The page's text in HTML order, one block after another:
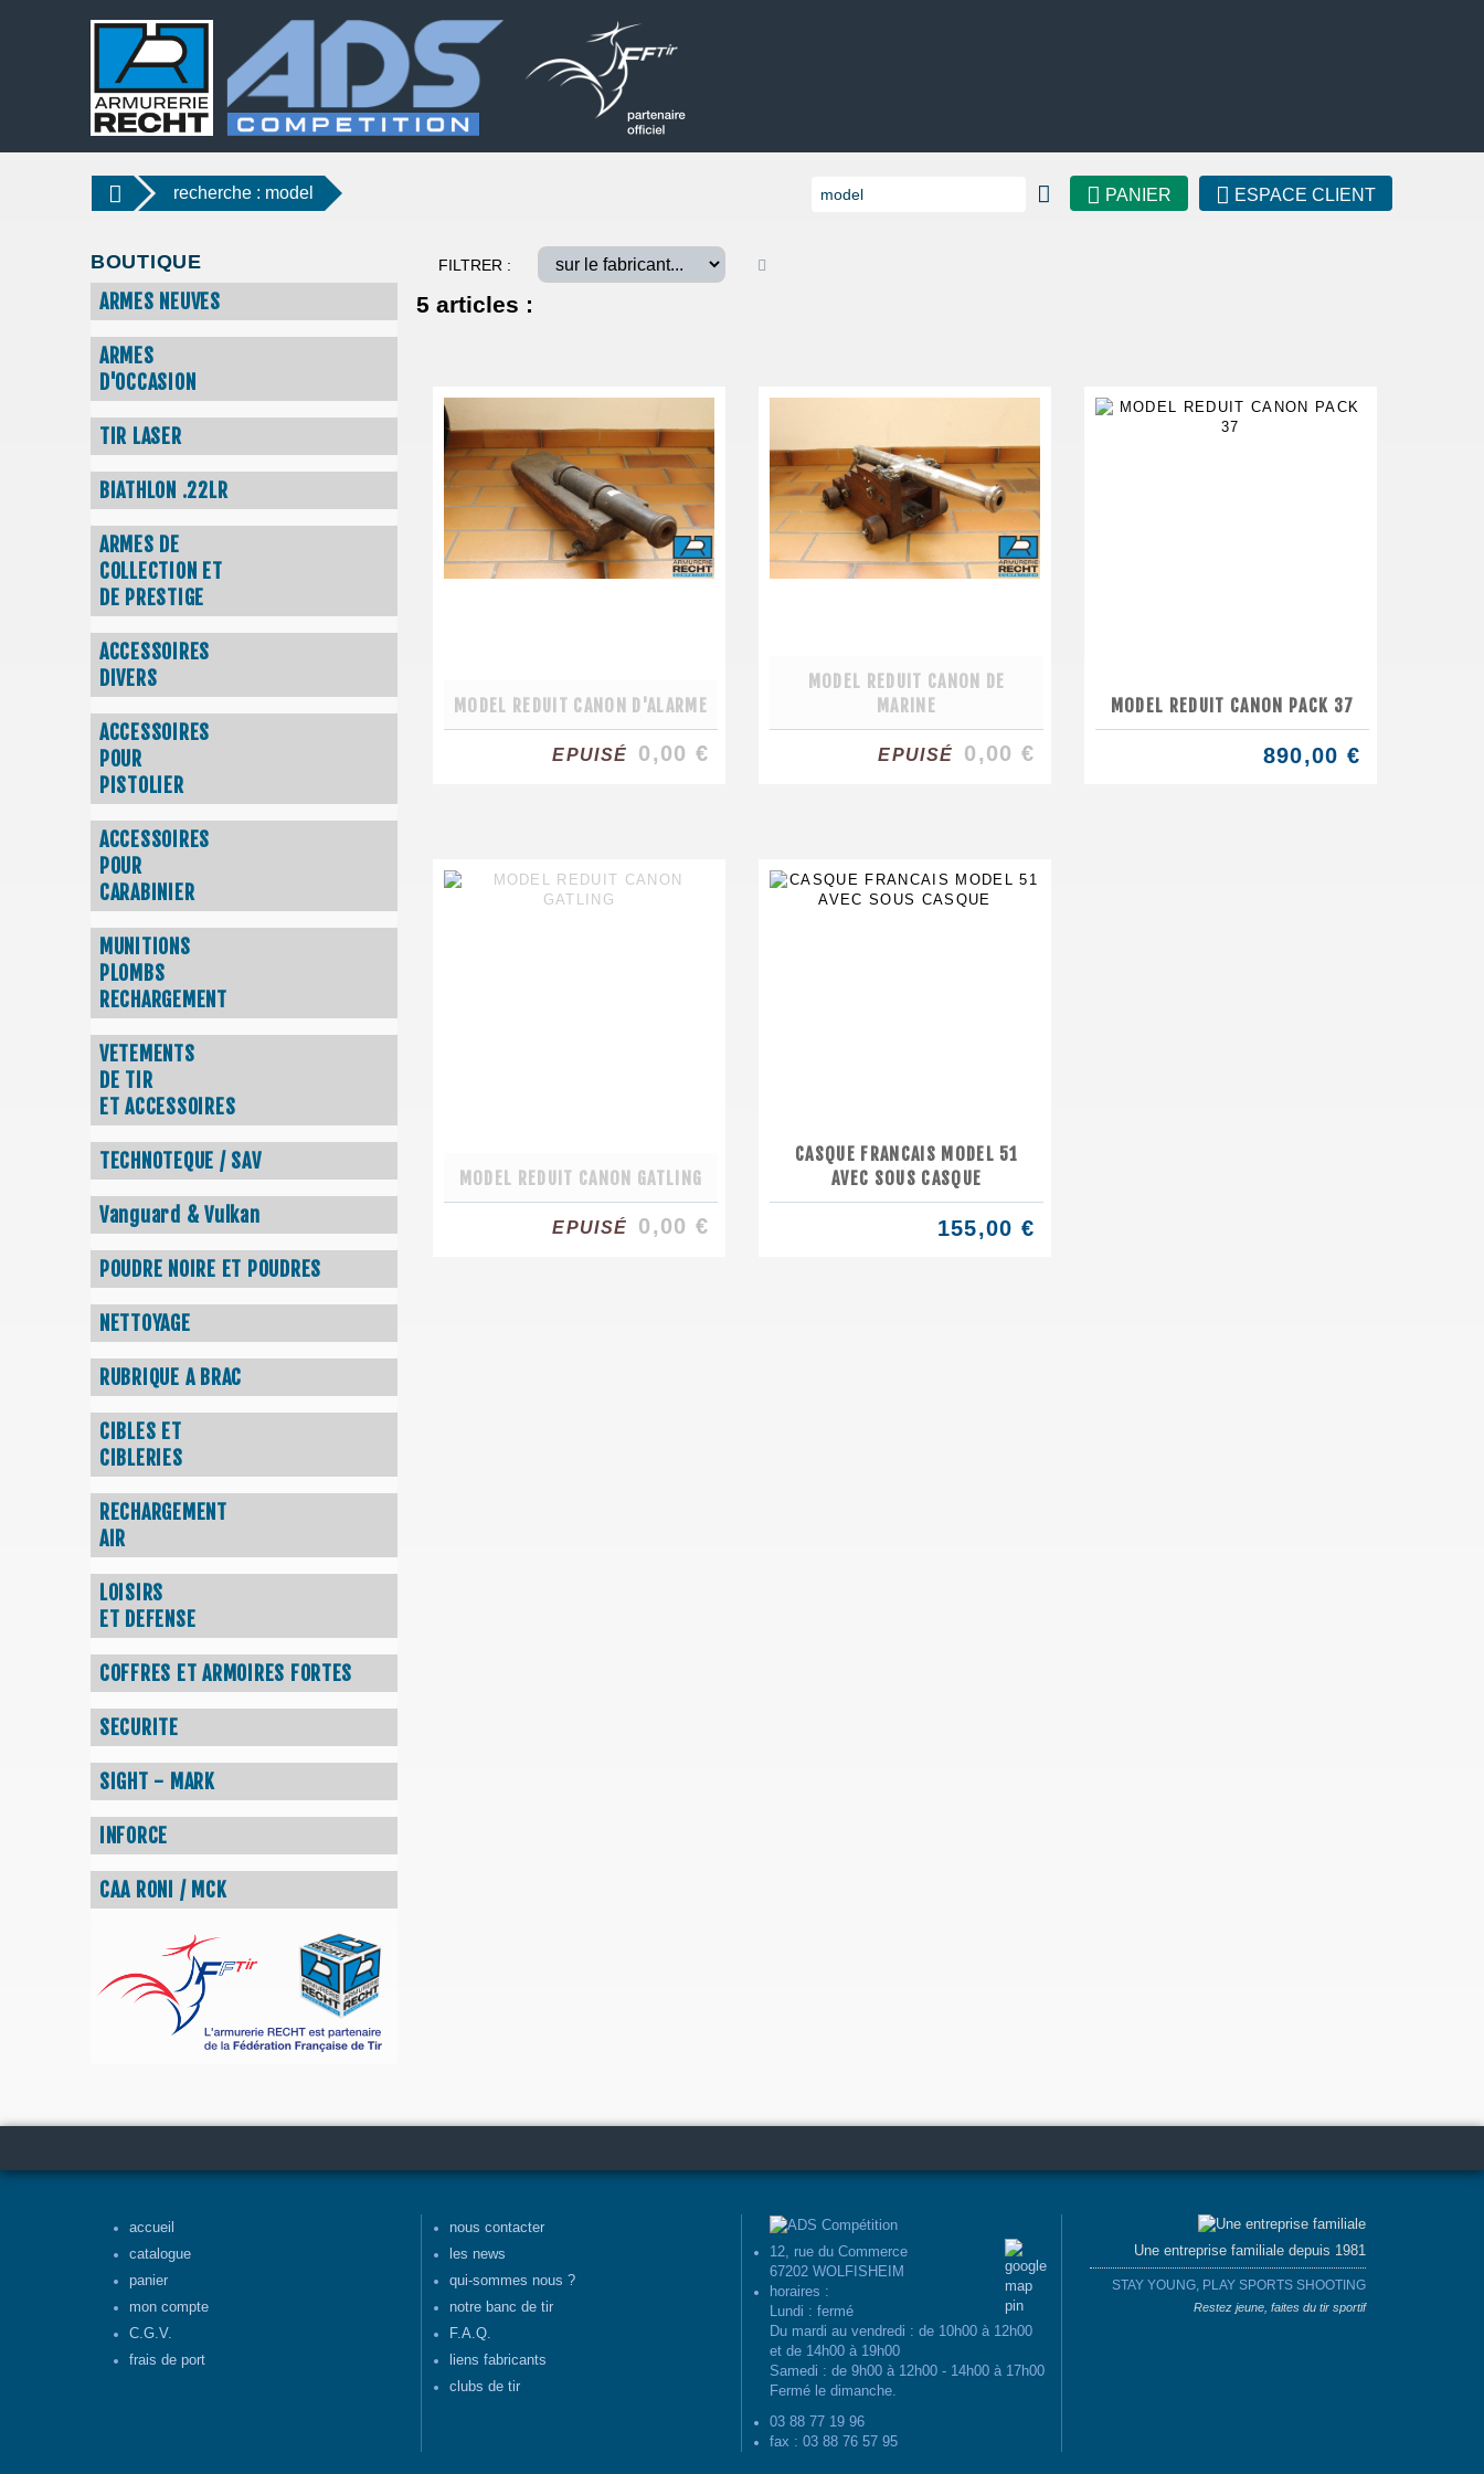
PANIER ESPACE CLIENT
recherche : model
BOUTIQUE
ARMES NEUVES
ARMES
D'OCCASION
TIR LASER
BIATHLON .22LR
ARMES DE
COLLECTION ET
DE PRESTIGE
ACCESSOIRES
DIVERS
ACCESSOIRES
POUR
PISTOLIER
ACCESSOIRES
POUR
CARABINIER
MUNITIONS
PLOMBS
RECHARGEMENT
VETEMENTS
DE TIR
ET ACCESSOIRES
TECHNOTEQUE / SAV
Vanguard & Vulkan
POUDRE NOIRE ET POUDRES
NETTOYAGE
RUBRIQUE A BRAC
CIBLES ET
CIBLERIES
RECHARGEMENT
AIR
LOISIRS
ET DEFENSE
COFFRES ET ARMOIRES FORTES
SECURITE
SIGHT - MARK
INFORCE
CAA RONI / MCK
FILTRER :
5 articles :
MODEL REDUIT CANON D'ALARME
EPUISÉ 0,00 €
MODEL REDUIT CANON DE
MARINE
EPUISÉ 0,00 €
MODEL REDUIT CANON PACK 37
890,00 €
MODEL REDUIT CANON GATLING
EPUISÉ 0,00 €
CASQUE FRANCAIS MODEL 51
AVEC SOUS CASQUE
155,00 €
accueil
catalogue
panier
mon compte
C.G.V.
frais de port
nous contacter
les news
qui-sommes nous ?
notre banc de tir
F.A.Q.
liens fabricants
clubs de tir
12, rue du Commerce
67202 WOLFISHEIM
horaires :
Lundi : fermé
Du mardi au vendredi : de 10h00 à 12h00
et de 14h00 à 19h00
Samedi : de 9h00 à 12h00 - 14h00 à 17h00
Fermé le dimanche.
03 88 77 19 96
fax : 03 88 76 57 95
Une entreprise familiale depuis 1981
STAY YOUNG, PLAY SPORTS SHOOTING
Restez jeune, faites du tir sportif